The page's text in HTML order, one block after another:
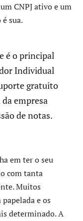
CNPJ ativo e um
sua.
é o principal
Individual
gratuito
empresa
de notas.
em ter o seu
com tanta
Muitos
e os
determinado. A